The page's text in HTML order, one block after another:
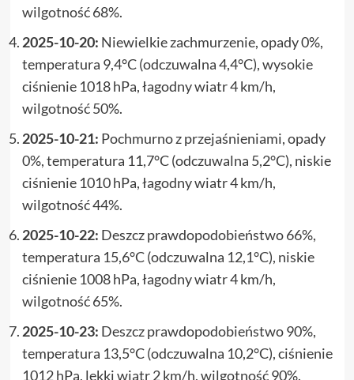
wilgotność 68%.
2025-10-20: Niewielkie zachmurzenie, opady 0%,
temperatura 9,4°C (odczuwalna 4,4°C), wysokie
ciśnienie 1018 hPa, łagodny wiatr 4 km/h,
wilgotność 50%.
2025-10-21: Pochmurno z przejaśnieniami, opady
0%, temperatura 11,7°C (odczuwalna 5,2°C), niskie
ciśnienie 1010 hPa, łagodny wiatr 4 km/h,
wilgotność 44%.
2025-10-22: Deszcz prawdopodobieństwo 66%,
temperatura 15,6°C (odczuwalna 12,1°C), niskie
ciśnienie 1008 hPa, łagodny wiatr 4 km/h,
wilgotność 65%.
2025-10-23: Deszcz prawdopodobieństwo 90%,
temperatura 13,5°C (odczuwalna 10,2°C), ciśnienie
1012 hPa, lekki wiatr 2 km/h, wilgotność 90%.